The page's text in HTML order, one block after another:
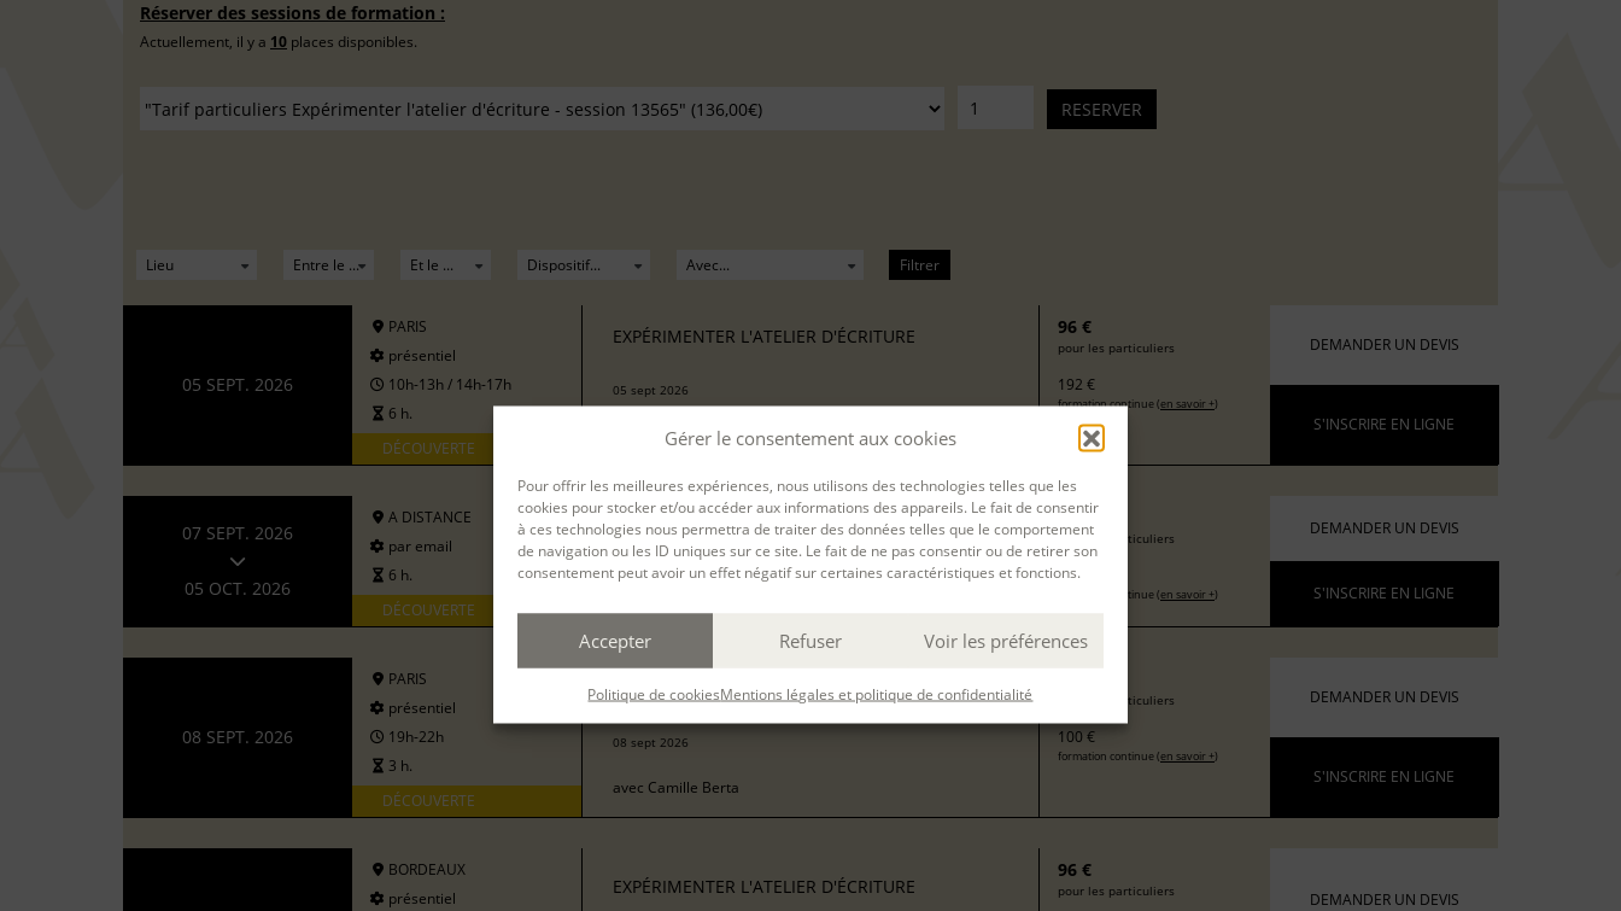
Gérer le consentement aux cookies
Pour offrir les meilleures expériences, nous utilisons des technologies telles que les
cookies pour stocker et/ou accéder aux informations des appareils. Le fait de consentir
à ces technologies nous permettra de traiter des données telles que le comportement
de navigation ou les ID uniques sur ce site. Le fait de ne pas consentir ou de retirer son
consentement peut avoir un effet négatif sur certaines caractéristiques et fonctions.
Accepter Refuser Voir les préférences
Politique de cookiesMentions légales et politique de confidentialité
Réserver des sessions de formation :
Actuellement, il y a 10 places disponibles.
Filtrer
05 SEPT. 2026
PARIS
présentiel
10h-13h / 14h-17h
6 h.
DÉCOUVERTE
EXPÉRIMENTER L'ATELIER D'ÉCRITURE
05 sept 2026
Isabelle Delaby
96 €
pour les particuliers
192 €
formation continue (en savoir +)
DEMANDER UN DEVIS
S'INSCRIRE EN LIGNE
07 SEPT. 2026
05 OCT. 2026
A DISTANCE
par email
6 h.
DÉCOUVERTE
EXPÉRIMENTER L'ATELIER D'ÉCRITURE 136 €
pour les particuliers
272 €
formation continue (en savoir +)
DEMANDER UN DEVIS
S'INSCRIRE EN LIGNE
08 SEPT. 2026
PARIS
présentiel
19h-22h
3 h.
DÉCOUVERTE
EXPÉRIMENTER L'ATELIER D'ÉCRITURE
08 sept 2026
avec Camille Berta
pour les particuliers
100 €
formation continue (en savoir +)
DEMANDER UN DEVIS
S'INSCRIRE EN LIGNE
BORDEAUX
présentiel
EXPÉRIMENTER L'ATELIER D'ÉCRITURE
96 €
pour les particuliers DEMANDER UN DEVIS